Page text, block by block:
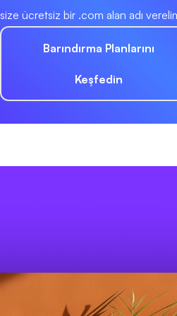
size ücretsiz bir .com alan adı
Barındırma Planlarını
Keşfedin